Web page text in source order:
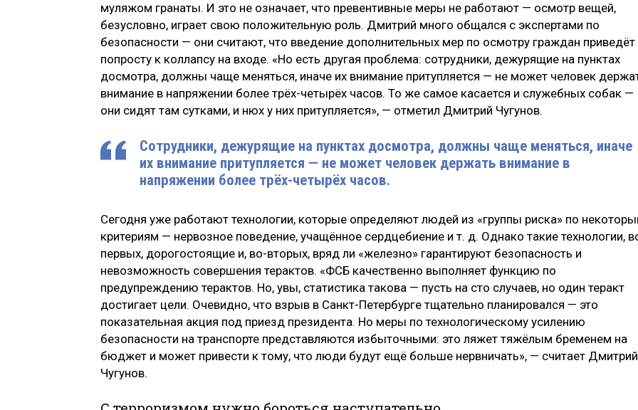
муляжом гранаты. И это не означает, что превентивные меры не работают — осмотр вещей,
безусловно, играет свою положительную роль. Дмитрий много общался с экспертами по
безопасности — они считают, что введение дополнительных мер по осмотру граждан приведёт
попросту к коллапсу на входе. «Но есть другая проблема: сотрудники, дежурящие на пунктах
досмотра, должны чаще меняться, иначе их внимание притупляется — не может человек
внимание в напряжении более трёх-четырёх часов. То же самое касается и служебных собак —
они сидят там сутками, и нюх у них притупляется», — отметил Дмитрий Чугунов.
Сотрудники, дежурящие на пунктах досмотра, должны чаще меняться, иначе
их внимание притупляется — не может человек держать внимание в
напряжении более трёх-четырёх часов.
Сегодня уже работают технологии, которые определяют людей из «группы риска» по
критериям — нервозное поведение, учащённое сердцебиение и т. д. Однако такие технологии,
первых, дорогостоящие и, во-вторых, вряд ли «железно» гарантируют безопасность и
невозможность совершения терактов. «ФСБ качественно выполняет функцию по
предупреждению терактов. Но, увы, статистика такова — пусть на сто случаев, но один теракт
достигает цели. Очевидно, что взрыв в Санкт-Петербурге тщательно планировался — это
показательная акция под приезд президента. Но меры по технологическому усилению
безопасности на транспорте представляются избыточными: это ляжет тяжёлым бременем на
бюджет и может привести к тому, что люди будут ещё больше нервничать», — считает Дмитрий
Чугунов.